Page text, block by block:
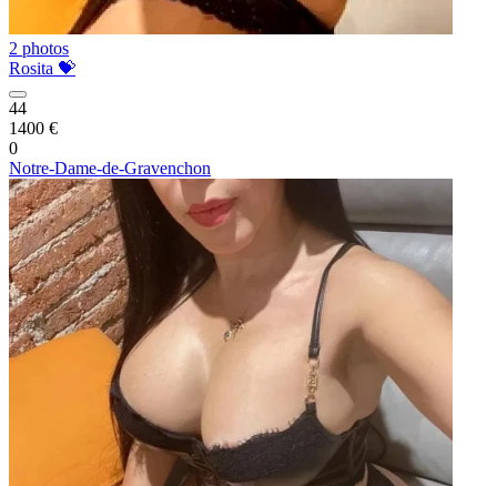
2 photos
Rosita 💝
44
1400 €
0
Notre-Dame-de-Gravenchon